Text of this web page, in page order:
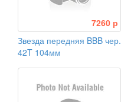
7260 р
Звезда передняя BBB чер.
42T 104мм